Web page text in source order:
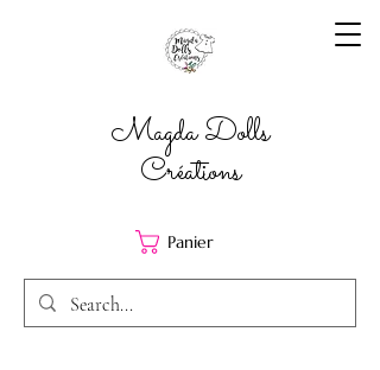
Magda Dolls
Créations
Panier